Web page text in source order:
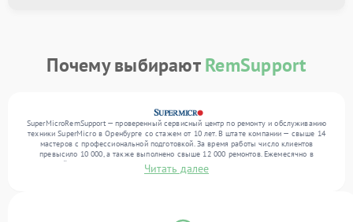
Почему выбираютRemSupport
SuperMicroRemSupport — проверенный сервисный центр по ремонту и обслуживанию
техники SuperMicro в Оренбурге со стажем от 10 лет. В штате компании — свыше 14
мастеров с профессиональной подготовкой. За время работы число клиентов
превысило 10 000, а также выполнено свыше 12 000 ремонтов. Ежемесячно в
сервисный центр поступает свыше 300 единиц техники, включая , , . Мы выполняем
ремонт различного уровня сложности и предлагаем стабильный уровень сервиса
Читать далее